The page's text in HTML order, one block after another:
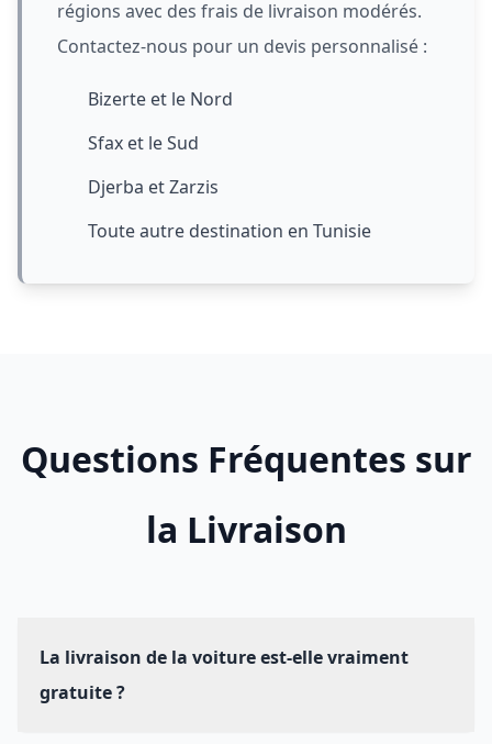
régions avec des frais de livraison modérés.
Contactez-nous pour un devis personnalisé :
Bizerte et le Nord
Sfax et le Sud
Djerba et Zarzis
Toute autre destination en Tunisie
Questions Fréquentes sur
la Livraison
La livraison de la voiture est-elle vraiment
gratuite ?